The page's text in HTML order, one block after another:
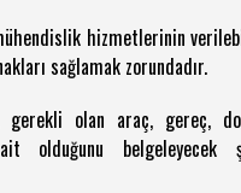
hizmetlerinin
sağlamak zorundadır.
olan araç, gereç,
olduğunu belgeleyecek